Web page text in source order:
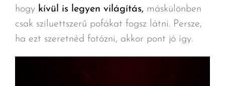
hogy kívül is legyen világítás,máskülönben
csak sziluettszerű pofákat fogsz látni. Persze,
ha ezt szeretnéd fotózni, akkor pont jó így.